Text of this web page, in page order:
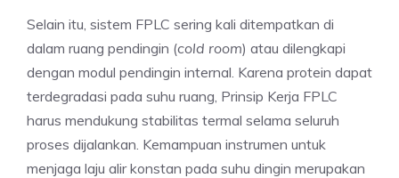
Selain itu, sistem FPLC sering kali ditempatkan di
dalam ruang pendingin (cold room) atau dilengkapi
dengan modul pendingin internal. Karena protein dapat
terdegradasi pada suhu ruang, Prinsip Kerja FPLC
harus mendukung stabilitas termal selama seluruh
proses dijalankan. Kemampuan instrumen untuk
menjaga laju alir konstan pada suhu dingin merupakan